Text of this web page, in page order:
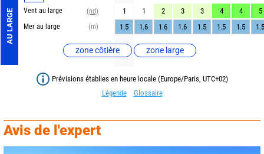
AU LARGE Vent au large
(nd)
Mer au large
(m)
zone côtière zone large
1 1 2 3 3 4 4
5
1.5
1.6 1.6 1.6 1.5 1.5 1.5 1.5
Prévisions établies en heure locale (Europe/Paris, UTC+02)
Légende
Glossaire
Avis de l'expert